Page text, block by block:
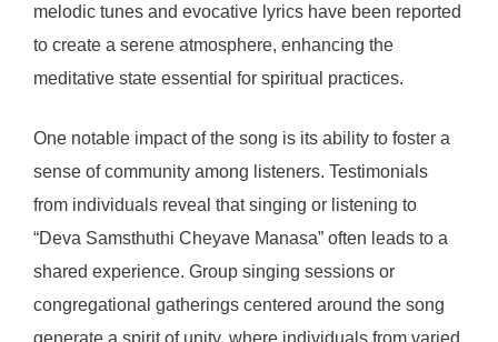
melodic tunes and evocative lyrics have been reported
to create a serene atmosphere, enhancing the
meditative state essential for spiritual practices.
One notable impact of the song is its ability to foster a
sense of community among listeners. Testimonials
from individuals reveal that singing or listening to
“Deva Samsthuthi Cheyave Manasa” often leads to a
shared experience. Group singing sessions or
congregational gatherings centered around the song
generate a spirit of unity, where individuals from varied